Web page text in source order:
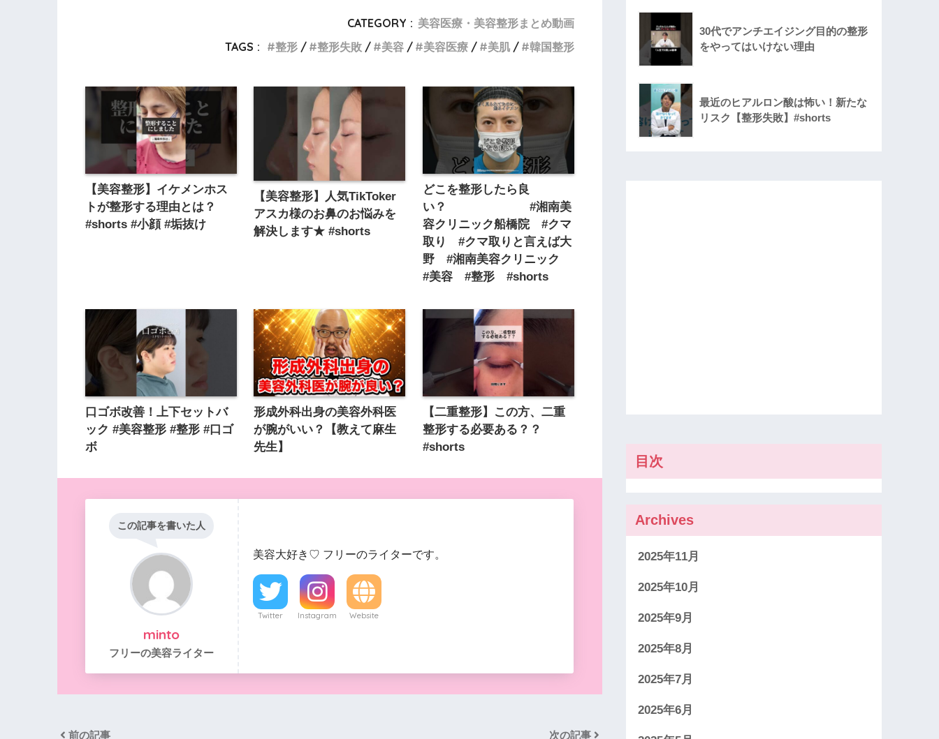
CATEGORY : 美容医療・美容整形まとめ動画
TAGS :
整形 整形失敗 美容 美容医療 美肌 韓国整形
【美容整形】イケメンホス
トが整形する理由とは？
#shorts #小顔 #垢抜け
【美容整形】人気TikToker
アスカ様のお鼻のお悩みを
解決します★ #shorts
どこを整形したら良
い？ #湘南美
容クリニック船橋院 #クマ
取り #クマ取りと言えば大
野 #湘南美容クリニック
#美容 #整形 #shorts
口ゴボ改善！上下セットバ
ック #美容整形 #整形 #口ゴ
ボ
形成外科出身の美容外科医
が腕がいい？【教えて麻生
先生】
【二重整形】この方、二重
整形する必要ある？？
#shorts
この記事を書いた人
minto
フリーの美容ライター
美容大好き♡ フリーのライターです。
Twitter Instagram Website
前の記事 次の記事
30代でアンチエイジング目的の整形
をやってはいけない理由
最近のヒアルロン酸は怖い！新たな
リスク【整形失敗】#shorts
目次
Archives
2025年11月
2025年10月
2025年9月
2025年8月
2025年7月
2025年6月